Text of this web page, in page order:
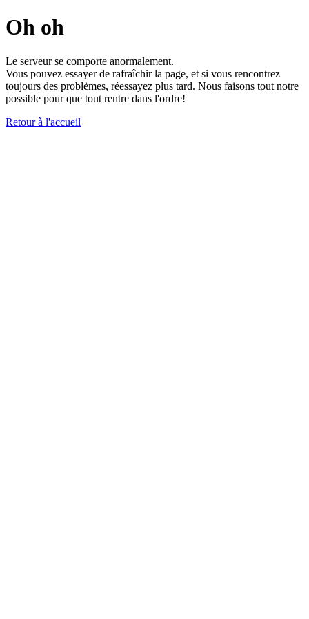
Oh oh
Le serveur se comporte anormalement.
Vous pouvez essayer de rafraîchir la page, et si vous rencontrez
toujours des problèmes, réessayez plus tard. Nous faisons tout notre
possible pour que tout rentre dans l'ordre!
Retour à l'accueil